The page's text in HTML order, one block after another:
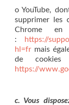
o YouTube,
supprimer les
Chrome
:
https://
hl=fr mais
de
https://
c. Vous